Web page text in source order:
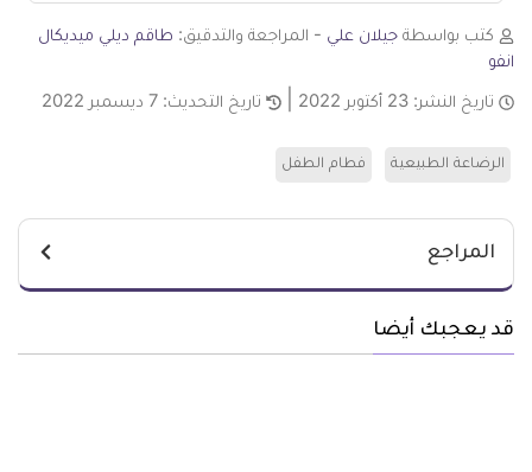
كتب بواسطة جيلان علي - المراجعة والتدقيق: طاقم ديلي ميديكال
انفو
تاريخ النشر: 23 أكتوبر 2022 تاريخ التحديث: 7 ديسمبر 2022
الرضاعة الطبيعية فطام الطفل
المراجع
قد يعجبك أيضا